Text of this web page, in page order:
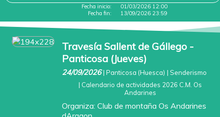
Fecha inicio:
01/03/2026 12:00
Fecha fin:
13/09/2026 23:59
Travesía Sallent de Gállego -
Panticosa (Jueves)
24/09/2026 | Panticosa (Huesca) | Senderismo
| Calendario de actividades 2026 C.M. Os
Andarines
Organiza: Club de montaña Os Andarines